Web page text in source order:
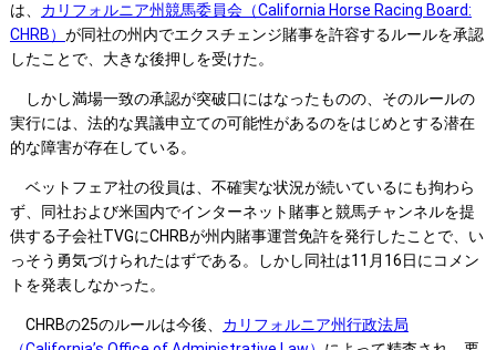
は、 カリフォルニア州競馬委員会（California Horse Racing Board:
CHRB） が同社の州内でエクスチェンジ賭事を許容するルールを承認
したことで、大きな後押しを受けた。
しかし満場一致の承認が突破口にはなったものの、そのルールの
実行には、法的な異議申立ての可能性があるのをはじめとする潜在
的な障害が存在している。
ベットフェア社の役員は、不確実な状況が続いているにも拘わら
ず、同社および米国内でインターネット賭事と競馬チャンネルを提
供する子会社TVGにCHRBが州内賭事運営免許を発行したことで、い
っそう勇気づけられたはずである。しかし同社は11月16日にコメン
トを発表しなかった。
CHRBの25のルールは今後、 カリフォルニア州行政法局